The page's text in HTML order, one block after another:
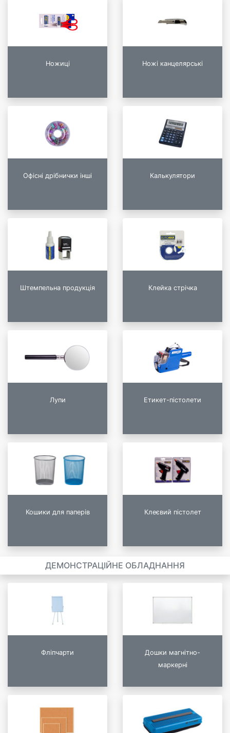
Ножиці Ножі канцелярські
Офісні дрібнички інші Калькулятори
Штемпельна продукція Клейка стрічка
Лупи Етикет-пістолети
Кошики для паперів Клеєвий пістолет
ДЕМОНСТРАЦІЙНЕ ОБЛАДНАННЯ
Фліпчарти
Дошки магнітно-
маркерні